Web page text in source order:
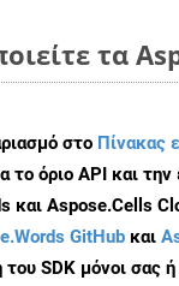
τα
στο Πίνακας
το όριο API και την
Aspose.Cells
GitHub και
SDK μόνοι σας ή